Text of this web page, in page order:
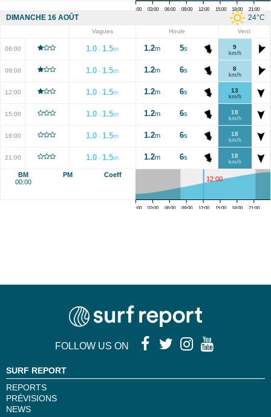
00:00 03:00 06:00 09:00 12:00 15:00 18:00 21:00
24°C
DIMANCHE 16 AOÛT
Vagues Houle Vent
06:00 1.0 - 1.5m 1.2m 5s 9
km/h
09:00 1.0 - 1.5m 1.2m 6s 8
km/h
12:00 1.0 - 1.5m 1.2m 6s 13
km/h
15:00 1.0 - 1.5m 1.2m 6s 18
km/h
18:00 1.0 - 1.5m 1.2m 6s 18
km/h
21:00 1.0 - 1.5m 1.2m 6s 18
km/h
BM
00:00
PM Coeff
12:00
00:00 03:00 06:00 09:00 12:00 15:00 18:00 21:00
FOLLOW US ON
SURF REPORT
REPORTS
PRÉVISIONS
NEWS